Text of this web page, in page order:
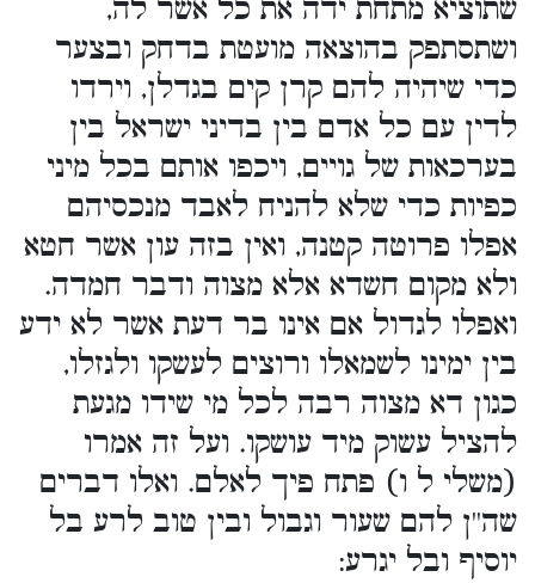
שתוציא מתחת ידה את כל אשר לה,
ושתסתפק בהוצאה מועטת בדחק ובצער
כדי שיהיה להם קרן קים בגדלן, וירדו
לדין עם כל אדם בין בדיני ישראל בין
בערכאות של גויים, ויכפו אותם בכל מיני
כפיות כדי שלא להניח לאבד מנכסיהם
אפלו פרוטה קטנה, ואין בזה עון אשר חטא
ולא מקום חשדא אלא מצוה ודבר חמדה.
ואפלו לגדול אם אינו בר דעת אשר לא ידע
בין ימינו לשמאלו ורוצים לעשקו ולגזלו,
כגון דא מצוה רבה לכל מי שידו מגעת
להציל עשוק מיד עושקו. ועל זה אמרו
(משלי ל ו) פתח פיך לאלם. ואלו דברים
שה''ן להם שעור וגבול ובין טוב לרע בל
יוסיף ובל יגרע: